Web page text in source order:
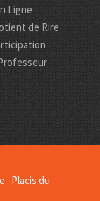
Ligne
de Rire
: Placis du